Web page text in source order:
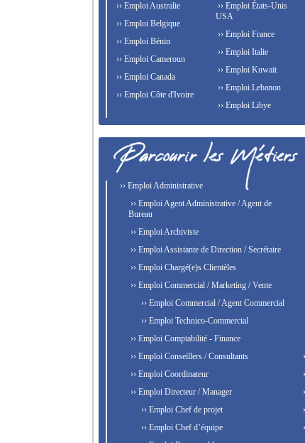
›› Emploi Australie
›› Emploi Belgique
›› Emploi Bénin
›› Emploi Cameroun
›› Emploi Canada
›› Emploi Côte d'Ivoire
›› Emploi États-Unis
USA
›› Emploi France
›› Emploi Italie
›› Emploi Kuwait
›› Emploi Lebanon
›› Emploi Libye
›› Emploi Administrative
›› Emploi Agent Administrative / Agent de
Bureau
›› Emploi Archiviste
›› Emploi Assistante de Direction / Secrétaire
›› Emploi Chargé(e)s Clientèles
›› Emploi Commercial / Marketing / Vente
›› Emploi Commercial / Agent Commercial
›› Emploi Technico-Commercial
›› Emploi Comptabilité - Finance
›› Emploi Conseillers / Consultants
›› Emploi Coordinateur
›› Emploi Directeur / Manager
›› Emploi Chef de projet
›› Emploi Chef d’équipe